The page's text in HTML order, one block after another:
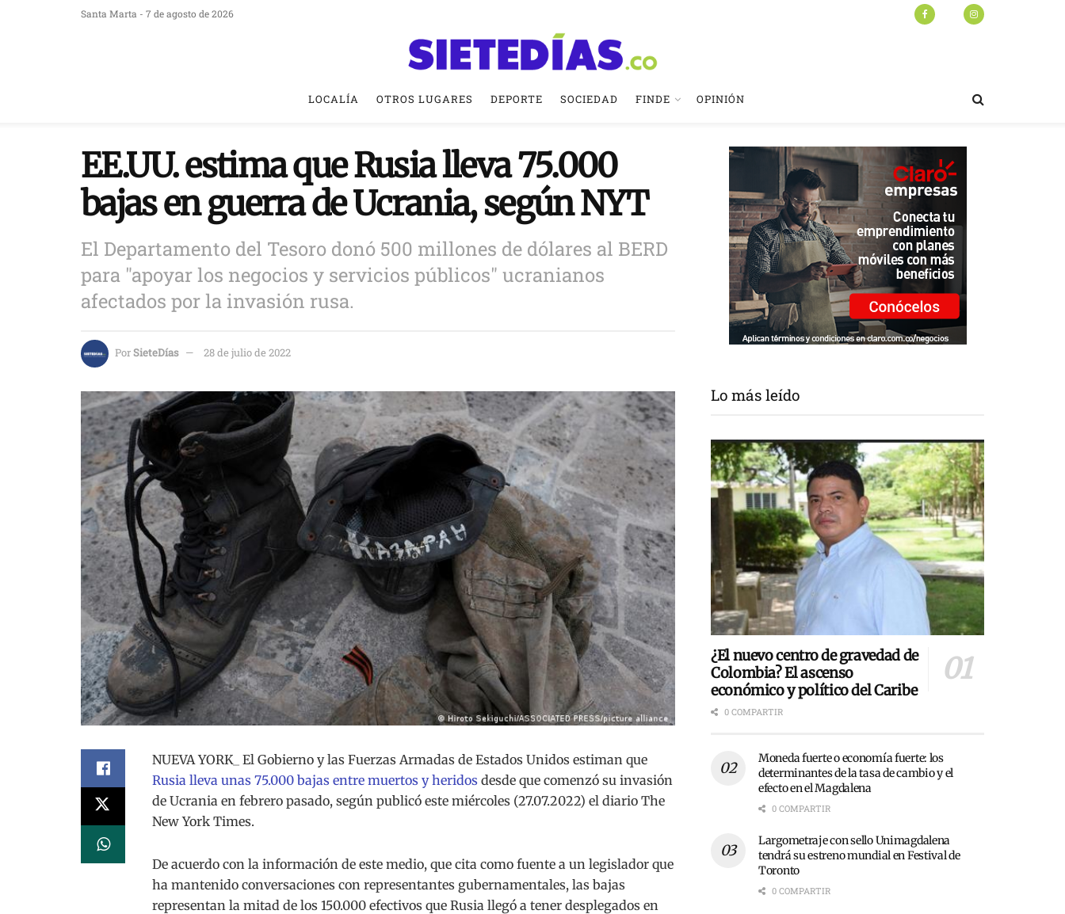
Santa Marta - 7 de agosto de 2026
LOCALÍA OTROS LUGARES DEPORTE SOCIEDAD FINDE OPINIÓN
EE.UU. estima que Rusia lleva 75.000
bajas en guerra de Ucrania, según NYT
El Departamento del Tesoro donó 500 millones de dólares al BERD
para "apoyar los negocios y servicios públicos" ucranianos
afectados por la invasión rusa.
PorSieteDías 28 de julio de 2022
NUEVA YORK_ El Gobierno y las Fuerzas Armadas de Estados Unidos estiman que
Rusia lleva unas 75.000 bajas entre muertos y heridos desde que comenzó su invasión
de Ucrania en febrero pasado, según publicó este miércoles (27.07.2022) el diario The
New York Times.
De acuerdo con la información de este medio, que cita como fuente a un legislador que
ha mantenido conversaciones con representantes gubernamentales, las bajas
representan la mitad de los 150.000 efectivos que Rusia llegó a tener desplegados en
Lo más leído
¿El nuevo centro de gravedad de
Colombia? El ascenso
económico y político del Caribe
0 COMPARTIR
Moneda fuerte o economía fuerte: los
determinantes de la tasa de cambio y el
efecto en el Magdalena
0 COMPARTIR
Largometraje con sello Unimagdalena
tendrá su estreno mundial en Festival de
Toronto
0 COMPARTIR